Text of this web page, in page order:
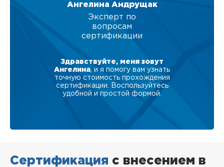
Ангелина Андрущак
Эксперт по
вопросам
сертификации
Здравствуйте, меня зовут
Ангелина , и я помогу вам узнать
точную стоимость прохождения
сертификации. Воспользуйтесь
удобной и простой формой.
Сертификация с внесением в